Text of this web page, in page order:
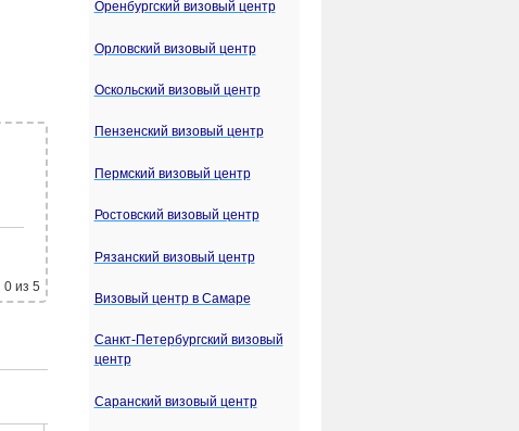
0из 5
Оренбургский визовый центр
Орловский визовый центр
Оскольский визовый центр
Пензенский визовый центр
Пермский визовый центр
Ростовский визовый центр
Рязанский визовый центр
Визовый центр в Самаре
Санкт-Петербургский визовый
центр
Саранский визовый центр